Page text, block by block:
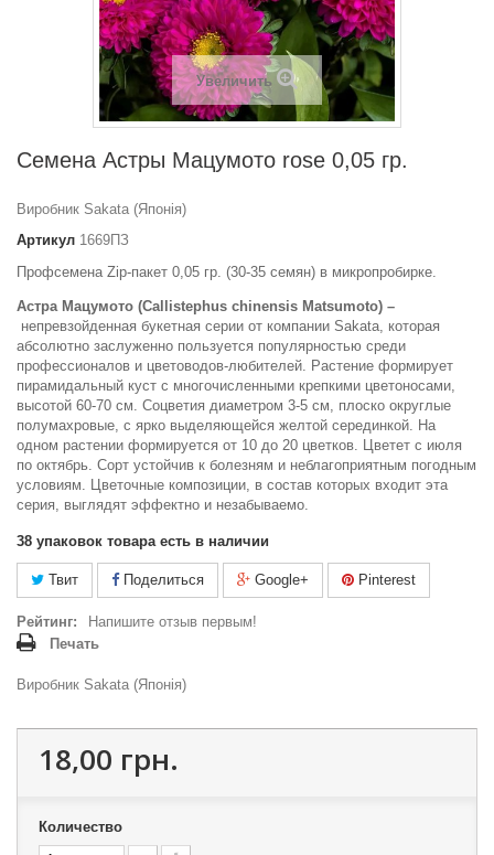
Увеличить
Семена Астры Мацумото rose 0,05 гр.
Виробник Sakata (Японія)
Артикул 1669ПЗ
Профсемена Zip-пакет 0,05 гр. (30-35 семян) в микропробирке.
Астра Мацумото (Callistephus chinensis Matsumoto) –
непревзойденная букетная серии от компании Sakata, которая
абсолютно заслуженно пользуется популярностью среди
профессионалов и цветоводов-любителей. Растение формирует
пирамидальный куст с многочисленными крепкими цветоносами,
высотой 60-70 см. Соцветия диаметром 3-5 см, плоско округлые
полумахровые, с ярко выделяющейся желтой серединкой. На
одном растении формируется от 10 до 20 цветков. Цветет с июля
по октябрь. Сорт устойчив к болезням и неблагоприятным погодным
условиям. Цветочные композиции, в состав которых входит эта
серия, выглядят эффектно и незабываемо.
38 упаковок товара есть в наличии
Твит Поделиться Google+ Pinterest
Рейтинг:
Напишите отзыв первым!
Печать
Виробник Sakata (Японія)
18,00 грн.
Количество